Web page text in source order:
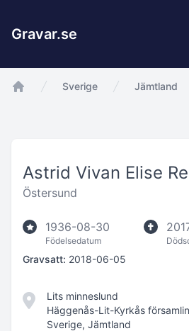
Gravar.se
Sverige Jämtland
Astrid Vivan Elise
Östersund
1936-08-30
Födelsedatum
Gravsatt: 2018-06-05
Lits minneslund
Häggenås-Lit-Kyrkås
Sverige, Jämtland